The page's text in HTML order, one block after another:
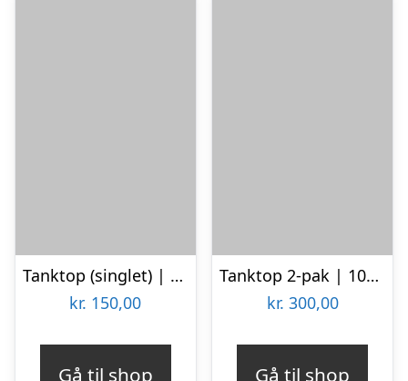
Tanktop (singlet) | Bambusviskose | Sort
kr. 150,00
Gå til shop
Tanktop 2-pak | 100 % økologisk bomuld | Sort
kr. 300,00
Gå til shop